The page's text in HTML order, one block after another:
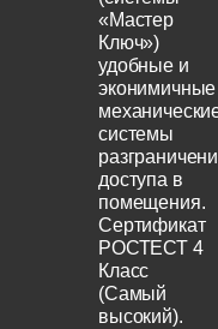
«Мастер
Ключ»)
удобные и
эконимичные
системы
доступа в
помещения.
Сертификат
РОСТЕСТ 4
Класс
(Самый
высокий).